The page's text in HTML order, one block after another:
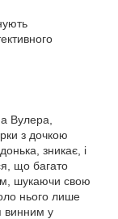
Вулера,
з дочкою
зникає, і
що багато
шукаючи свою
нього лише
винним у